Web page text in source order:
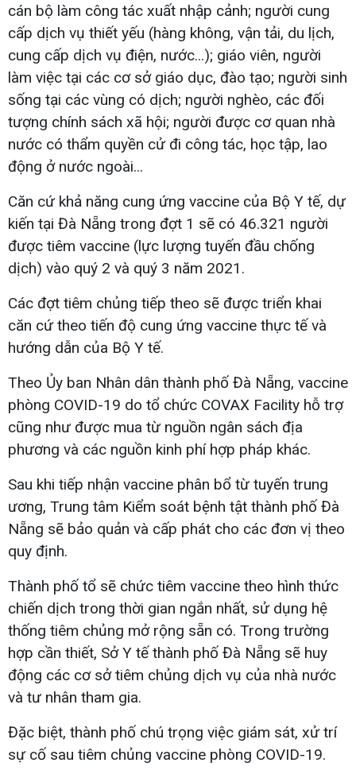
cán bộ làm công tác xuất nhập cảnh; người cung
cấp dịch vụ thiết yếu (hàng không, vận tải, du lịch,
cung cấp dịch vụ điện, nước...); giáo viên, người
làm việc tại các cơ sở giáo dục, đào tạo; người sinh
sống tại các vùng có dịch; người nghèo, các đối
tượng chính sách xã hội; người được cơ quan nhà
nước có thẩm quyền cử đi công tác, học tập, lao
động ở nước ngoài...
Căn cứ khả năng cung ứng vaccine của Bộ Y tế, dự
kiến tại Đà Nẵng trong đợt 1 sẽ có 46.321 người
được tiêm vaccine (lực lượng tuyến đầu chống
dịch) vào quý 2 và quý 3 năm 2021.
Các đợt tiêm chủng tiếp theo sẽ được triển khai
căn cứ theo tiến độ cung ứng vaccine thực tế và
hướng dẫn của Bộ Y tế.
Theo Ủy ban Nhân dân thành phố Đà Nẵng, vaccine
phòng COVID-19 do tổ chức COVAX Facility hỗ trợ
cũng như được mua từ nguồn ngân sách địa
phương và các nguồn kinh phí hợp pháp khác.
Sau khi tiếp nhận vaccine phân bổ từ tuyến trung
ương, Trung tâm Kiểm soát bệnh tật thành phố Đà
Nẵng sẽ bảo quản và cấp phát cho các đơn vị theo
quy định.
Thành phố tổ sẽ chức tiêm vaccine theo hình thức
chiến dịch trong thời gian ngắn nhất, sử dụng hệ
thống tiêm chủng mở rộng sẵn có. Trong trường
hợp cần thiết, Sở Y tế thành phố Đà Nẵng sẽ huy
động các cơ sở tiêm chủng dịch vụ của nhà nước
và tư nhân tham gia.
Đặc biệt, thành phố chú trọng việc giám sát, xử trí
sự cố sau tiêm chủng vaccine phòng COVID-19.